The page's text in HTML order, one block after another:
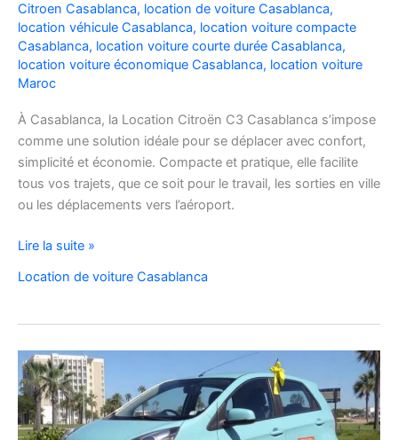
Citroen Casablanca, location de voiture Casablanca,
location véhicule Casablanca, location voiture compacte
Casablanca, location voiture courte durée Casablanca,
location voiture économique Casablanca, location voiture
Maroc
À Casablanca, la Location Citroën C3 Casablanca s’impose
comme une solution idéale pour se déplacer avec confort,
simplicité et économie. Compacte et pratique, elle facilite
tous vos trajets, que ce soit pour le travail, les sorties en ville
ou les déplacements vers l’aéroport.
Location
voiture
C3
à
Casablanca
Lire la suite »
Location de voiture Casablanca